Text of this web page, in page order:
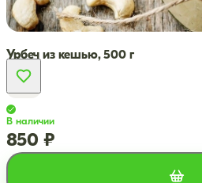
Урбеч из кешью, 500 г
В наличии
850 ₽